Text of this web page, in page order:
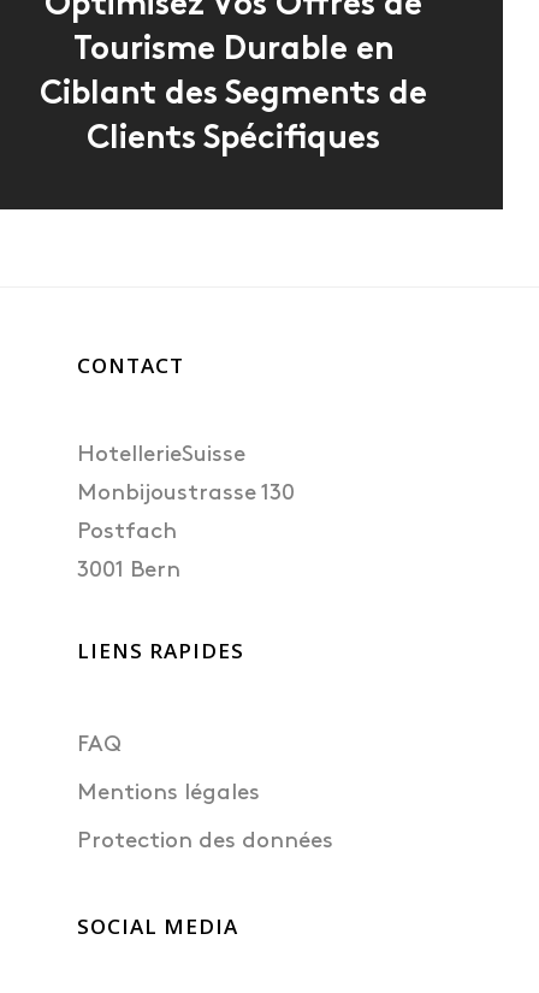
Optimisez Vos Offres de
Tourisme Durable en
Ciblant des Segments de
Clients Spécifiques
CONTACT
HotellerieSuisse
Monbijoustrasse 130
Postfach
3001 Bern
LIENS RAPIDES
FAQ
Mentions légales
Protection des données
SOCIAL MEDIA